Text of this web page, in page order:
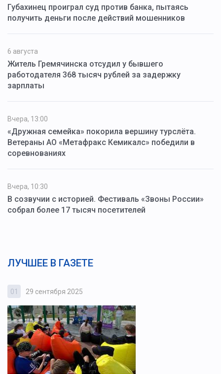
Губахинец проиграл суд против банка, пытаясь
получить деньги после действий мошенников
6 августа
Житель Гремячинска отсудил у бывшего
работодателя 368 тысяч рублей за задержку
зарплаты
Вчера, 13:00
«Дружная семейка» покорила вершину турслёта.
Ветераны АО «Метафракс Кемикалс» победили в
соревнованиях
Вчера, 10:30
В созвучии с историей. Фестиваль «Звоны России»
собрал более 17 тысяч посетителей
ЛУЧШЕЕ В ГАЗЕТЕ
01 29 сентября 2025